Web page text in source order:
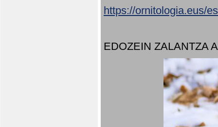
https://ornitologia.eus/
EDOZEIN ZALANTZA